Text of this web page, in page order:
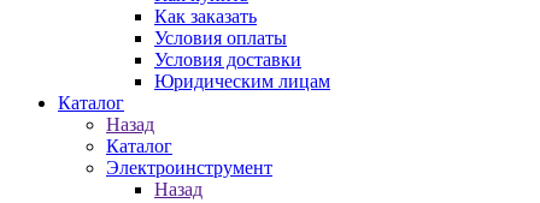
Как заказать
Условия оплаты
Условия доставки
Юридическим лицам
Каталог
Назад
Каталог
Электроинструмент
Назад